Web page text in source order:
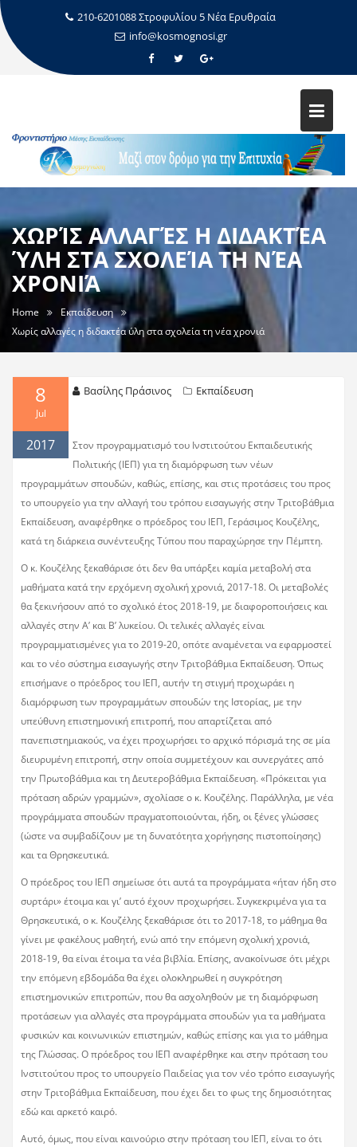
210-6201088 Στροφυλίου 5 Νέα Ερυθραία
info@kosmognosi.gr
ΧΩΡΊΣ ΑΛΛΑΓΈΣ Η ΔΙΔΑΚΤΈΑ
ΎΛΗ ΣΤΑ ΣΧΟΛΕΊΑ ΤΗ ΝΈΑ
ΧΡΟΝΙΆ
Home
Εκπαίδευση
Χωρίς αλλαγές η διδακτέα ύλη στα σχολεία τη νέα χρονιά
8
Jul
2017
Βασίλης Πράσινος Εκπαίδευση
Στον προγραμματισμό του Ινστιτούτου Εκπαιδευτικής
Πολιτικής (ΙΕΠ) για τη διαμόρφωση των νέων
προγραμμάτων σπουδών, καθώς, επίσης, και στις προτάσεις του προς
το υπουργείο για την αλλαγή του τρόπου εισαγωγής στην Τριτοβάθμια
Εκπαίδευση, αναφέρθηκε ο πρόεδρος του ΙΕΠ, Γεράσιμος Κουζέλης,
κατά τη διάρκεια συνέντευξης Τύπου που παραχώρησε την Πέμπτη.
Ο κ. Κουζέλης ξεκαθάρισε ότι δεν θα υπάρξει καμία μεταβολή στα
μαθήματα κατά την ερχόμενη σχολική χρονιά, 2017-18. Οι μεταβολές
θα ξεκινήσουν από το σχολικό έτος 2018-19, με διαφοροποιήσεις και
αλλαγές στην Α’ και Β’ λυκείου. Οι τελικές αλλαγές είναι
προγραμματισμένες για το 2019-20, οπότε αναμένεται να εφαρμοστεί
και το νέο σύστημα εισαγωγής στην Τριτοβάθμια Εκπαίδευση. Όπως
επισήμανε ο πρόεδρος του ΙΕΠ, αυτήν τη στιγμή προχωράει η
διαμόρφωση των προγραμμάτων σπουδών της Ιστορίας, με την
υπεύθυνη επιστημονική επιτροπή, που απαρτίζεται από
πανεπιστημιακούς, να έχει προχωρήσει το αρχικό πόρισμά της σε μία
διευρυμένη επιτροπή, στην οποία συμμετέχουν και συνεργάτες από
την Πρωτοβάθμια και τη Δευτεροβάθμια Εκπαίδευση. «Πρόκειται για
πρόταση αδρών γραμμών», σχολίασε ο κ. Κουζέλης. Παράλληλα, με νέα
προγράμματα σπουδών πραγματοποιούνται, ήδη, οι ξένες γλώσσες
(ώστε να συμβαδίζουν με τη δυνατότητα χορήγησης πιστοποίησης)
και τα Θρησκευτικά.
Ο πρόεδρος του ΙΕΠ σημείωσε ότι αυτά τα προγράμματα «ήταν ήδη στο
συρτάρι» έτοιμα και γι’ αυτό έχουν προχωρήσει. Συγκεκριμένα για τα
Θρησκευτικά, ο κ. Κουζέλης ξεκαθάρισε ότι το 2017-18, το μάθημα θα
γίνει με φακέλους μαθητή, ενώ από την επόμενη σχολική χρονιά,
2018-19, θα είναι έτοιμα τα νέα βιβλία. Επίσης, ανακοίνωσε ότι μέχρι
την επόμενη εβδομάδα θα έχει ολοκληρωθεί η συγκρότηση
επιστημονικών επιτροπών, που θα ασχοληθούν με τη διαμόρφωση
προτάσεων για αλλαγές στα προγράμματα σπουδών για τα μαθήματα
φυσικών και κοινωνικών επιστημών, καθώς επίσης και για το μάθημα
της Γλώσσας. Ο πρόεδρος του ΙΕΠ αναφέρθηκε και στην πρόταση του
Ινστιτούτου προς το υπουργείο Παιδείας για τον νέο τρόπο εισαγωγής
στην Τριτοβάθμια Εκπαίδευση, που έχει δει το φως της δημοσιότητας
εδώ και αρκετό καιρό.
Αυτό, όμως, που είναι καινούριο στην πρόταση του ΙΕΠ, είναι το ότι